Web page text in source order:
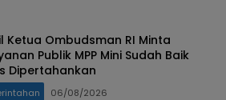
Ketua Ombudsman RI Minta
Publik MPP Mini Sudah Baik
Dipertahankan
06/08/2026